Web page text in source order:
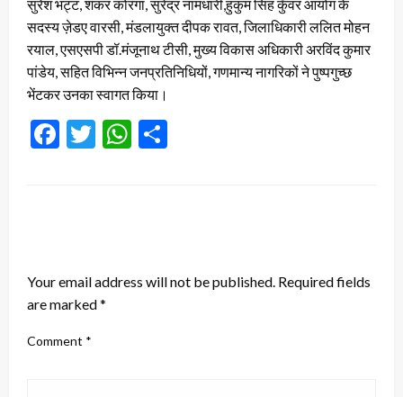
सुरेश भट्ट, शंकर कोरंगा, सुरेंद्र नामधारी,हुकुम सिंह कुँवर आयोग के
सदस्य ज़ेडए वारसी, मंडलायुक्त दीपक रावत, जिलाधिकारी ललित मोहन
रयाल, एसएसपी डॉ.मंजूनाथ टीसी, मुख्य विकास अधिकारी अरविंद कुमार
पांडेय, सहित विभिन्न जनप्रतिनिधियों, गणमान्य नागरिकों ने पुष्पगुच्छ
भेंटकर उनका स्वागत किया।
Facebook
TwitterWhatsApp
Your email address will not be published. Required fields
are marked*
Comment *